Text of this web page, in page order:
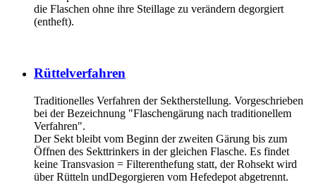
die Flaschen ohne ihre Steillage zu verändern degorgiert
(entheft).
Rüttelverfahren
Traditionelles Verfahren der Sektherstellung. Vorgeschrieben
bei der Bezeichnung "Flaschengärung nach traditionellem
Verfahren".
Der Sekt bleibt vom Beginn der zweiten Gärung bis zum
Öffnen des Sekttrinkers in der gleichen Flasche. Es findet
keine Transvasion = Filterenthefung statt, der Rohsekt wird
über Rütteln undDegorgieren vom Hefedepot abgetrennt.